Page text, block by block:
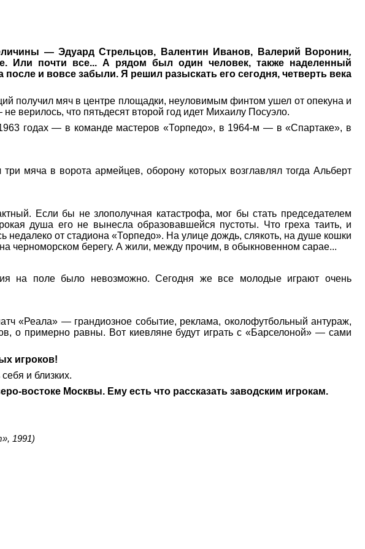
— Эдуард Стрельцов, Валентин Иванов, Валерий Воронин,
Или почти все... А рядом был один человек, также наделенный
и вовсе забыли. Я решил разыскать его сегодня, четверть века
получил мяч в центре площадки, неуловимым финтом ушел от опекуна и
верилось, что пятьдесят второй год идет Михаилу Посуэло.
годах — в команде мастеров «Торпедо», в 1964-м — в «Спартаке», в
мяча в ворота армейцев, оборону которых возглавлял тогда Альберт
Если бы не злополучная катастрофа, мог бы стать председателем
душа его не вынесла образовавшейся пустоты. Что греха таить, и
от стадиона «Торпедо». На улице дождь, слякоть, на душе кошки
черноморском берегу. А жили, между прочим, в обыкновенном сарае...
на поле было невозможно. Сегодня же все молодые играют очень
«Реала» — грандиозное событие, реклама, околофутбольный антураж,
о примерно равны. Вот киевляне будут играть с «Барселоной» — сами
игроков!
и близких.
востоке Москвы. Ему есть что рассказать заводским игрокам.
1991)